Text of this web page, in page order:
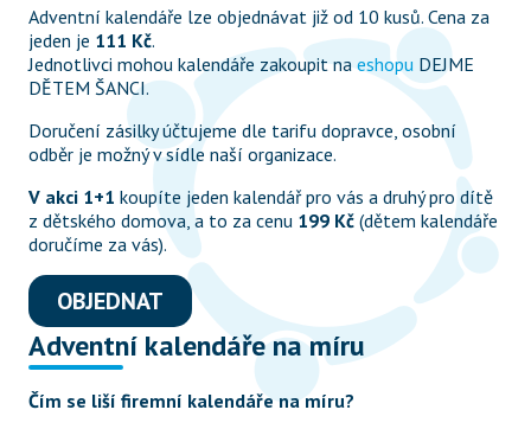
Adventní kalendáře lze objednávat již od 10 kusů. Cena za
jeden je 111 Kč.
Jednotlivci mohou kalendáře zakoupit na eshopu DEJME
DĚTEM ŠANCI.
Doručení zásilky účtujeme dle tarifu dopravce, osobní
odběr je možný v sídle naší organizace.
V akci 1+1 koupíte jeden kalendář pro vás a druhý pro dítě
z dětského domova, a to za cenu 199 Kč (dětem kalendáře
doručíme za vás).
OBJEDNAT
Adventní kalendáře na míru
Čím se liší firemní kalendáře na míru?